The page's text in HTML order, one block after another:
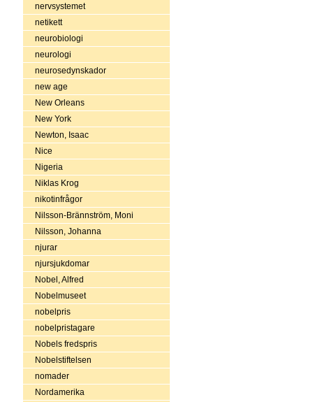
nervsystemet
netikett
neurobiologi
neurologi
neurosedynskador
new age
New Orleans
New York
Newton, Isaac
Nice
Nigeria
Niklas Krog
nikotinfrågor
Nilsson-Brännström, Moni
Nilsson, Johanna
njurar
njursjukdomar
Nobel, Alfred
Nobelmuseet
nobelpris
nobelpristagare
Nobels fredspris
Nobelstiftelsen
nomader
Nordamerika